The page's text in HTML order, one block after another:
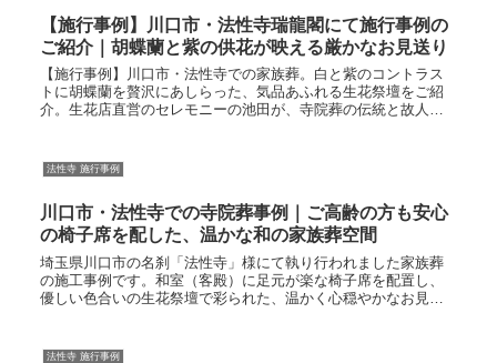
【施行事例】川口市・法性寺瑞龍閣にて施行事例の
ご紹介｜胡蝶蘭と紫の供花が映える厳かなお見送り
【施行事例】川口市・法性寺での家族葬。白と紫のコントラス
トに胡蝶蘭を贅沢にあしらった、気品あふれる生花祭壇をご紹
介。生花店直営のセレモニーの池田が、寺院葬の伝統と故人様
法性寺 施行事例
川口市・法性寺での寺院葬事例｜ご高齢の方も安心
の椅子席を配した、温かな和の家族葬空間
埼玉県川口市の名刹「法性寺」様にて執り行われました家族葬
の施工事例です。和室（客殿）に足元が楽な椅子席を配置し、
優しい色合いの生花祭壇で彩られた、温かく心穏やかなお見送
法性寺 施行事例